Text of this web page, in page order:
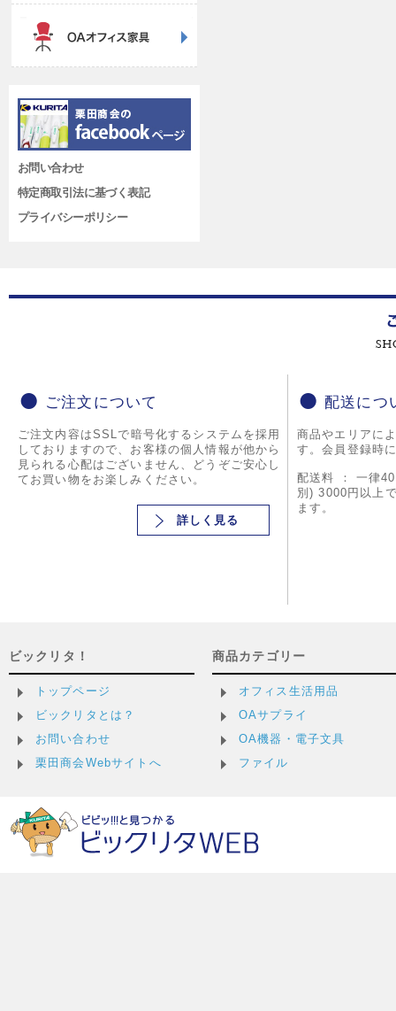
お問い合わせ
特定商取引法に基づく表記
プライバシーポリシー
ご注文について
ご注文内容はSSLで暗号化するシステムを採用
しておりますので、お客様の個人情報が他から
見られる心配はございません、どうぞご安心し
てお買い物をお楽しみください。
詳しく見る
配送につ
商品やエリアに
す。会員登録時
配送料 ： 一律
別) 3000円以上
ます。
ビックリタ！
トップページ
ビックリタとは？
お問い合わせ
栗田商会Webサイトへ
商品カテゴリー
オフィス生活用品
OAサプライ
OA機器・電子文具
ファイル